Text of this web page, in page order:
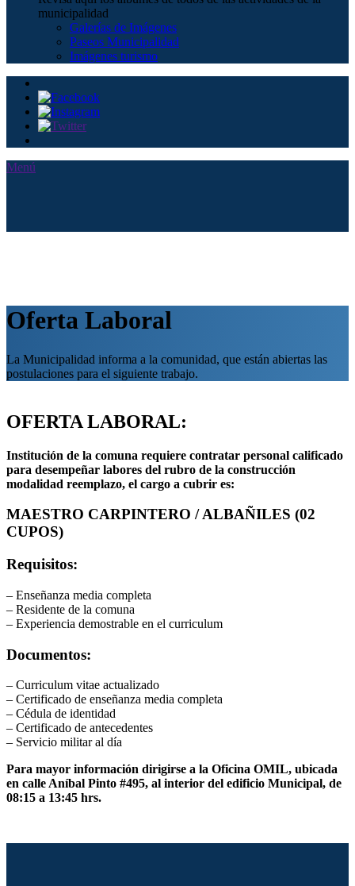
municipalidad
Galerías de Imágenes
Paseos Municipalidad
Imágenes turismo
Menú
Oferta Laboral
La Municipalidad informa a la comunidad, que están abiertas las
postulaciones para el siguiente trabajo.
OFERTA LABORAL:
Institución de la comuna requiere contratar personal calificado
para desempeñar labores del rubro de la construcción
modalidad reemplazo, el cargo a cubrir es:
MAESTRO CARPINTERO / ALBAÑILES (02
CUPOS)
Requisitos:
– Enseñanza media completa
– Residente de la comuna
– Experiencia demostrable en el curriculum
Documentos:
– Curriculum vitae actualizado
– Certificado de enseñanza media completa
– Cédula de identidad
– Certificado de antecedentes
– Servicio militar al día
Para mayor información dirigirse a la Oficina OMIL, ubicada
en calle Aníbal Pinto #495, al interior del edificio Municipal, de
08:15 a 13:45 hrs.